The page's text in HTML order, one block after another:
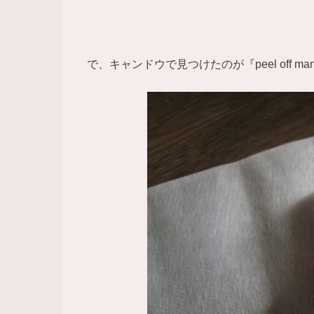
で、キャンドウで見つけたのが『peel off